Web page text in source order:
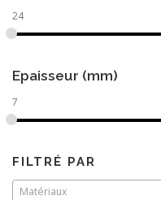
24
Epaisseur (mm)
7
FILTRÉ PAR
Matériaux